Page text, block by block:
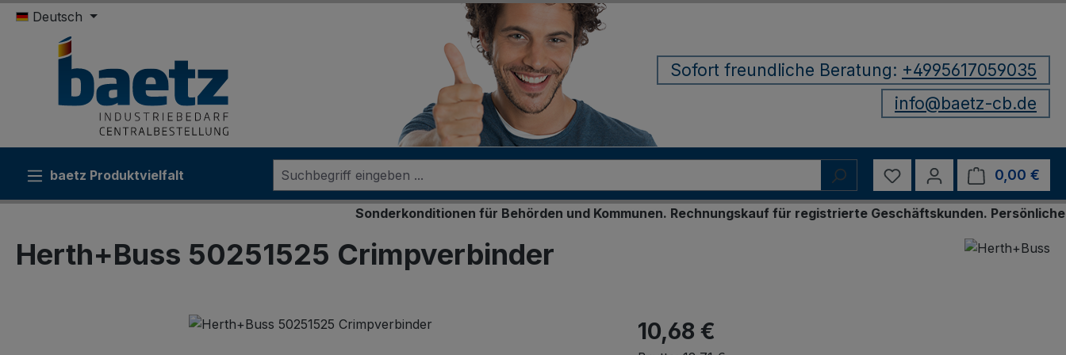
Hauptinhalt springen
Zur Suche springen
Zur Hauptnavigation springen
Deutsch
Sofort freundliche Beratung: +4995617059035
info@baetz-cb.de
baetz Produktvielfalt Du hast 0 Produkte auf
0,00 €
Sonderkonditionen für Behörden und Kommunen. Rechnungskauf für registrierte Geschäftskunden. Persönliche
Herth+Buss 50251525 Crimpverbinder
10,68 €